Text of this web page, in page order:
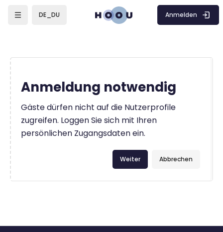
DE_DU Anmelden
Anmeldung notwendig
Gäste dürfen nicht auf die Nutzerprofile
zugreifen. Loggen Sie sich mit Ihren
persönlichen Zugangsdaten ein.
Abbrechen
Weiter